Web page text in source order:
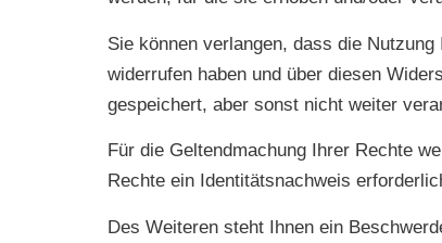
Sie können verlangen, dass die
widerrufen haben und über diesen
gespeichert, aber sonst nicht weiter
Für die Geltendmachung Ihrer Rechte
Rechte ein Identitätsnachweis
Des Weiteren steht Ihnen ein